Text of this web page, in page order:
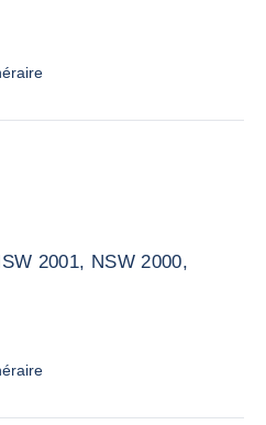
2001, NSW 2000,